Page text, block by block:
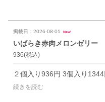
掲載日：2026-08-01 New!
いばらき赤肉メロンゼリー
936(税込)
続きを読む